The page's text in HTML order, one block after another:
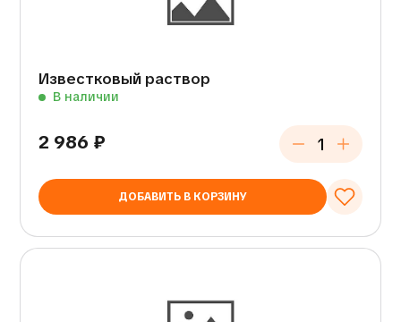
Известковый раствор
В наличии
2 986 ₽
ДОБАВИТЬ В КОРЗИНУ